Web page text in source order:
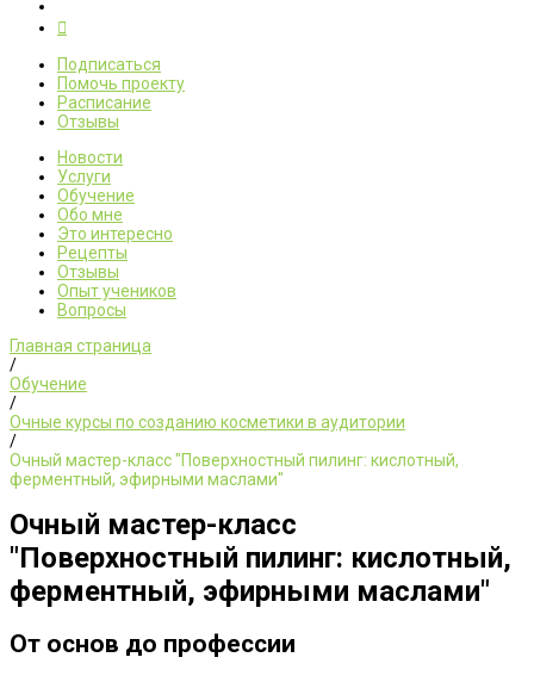
Подписаться
Помочь проекту
Расписание
Отзывы
Новости
Услуги
Обучение
Обо мне
Это интересно
Рецепты
Отзывы
Опыт учеников
Вопросы
Главная страница
/
Обучение
/
Очные курсы по созданию косметики в аудитории
/
Очный мастер-класс "Поверхностный пилинг: кислотный,
ферментный, эфирными маслами"
Очный мастер-класс
"Поверхностный пилинг: кислотный,
ферментный, эфирными маслами"
От основ до профессии